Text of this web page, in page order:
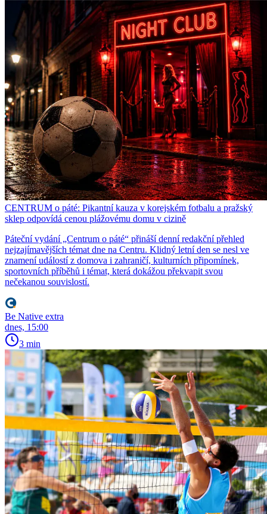
CENTRUM o páté: Pikantní kauza v korejském fotbalu a pražský
sklep odpovídá cenou plážovému domu v cizině
Páteční vydání „Centrum o páté“ přináší denní redakční přehled
nejzajímavějších témat dne na Centru. Klidný letní den se nesl ve
znamení událostí z domova i zahraničí, kulturních připomínek,
sportovních příběhů i témat, která dokážou překvapit svou
nečekanou souvislostí.
Be Native extra
dnes, 15:00
3 min